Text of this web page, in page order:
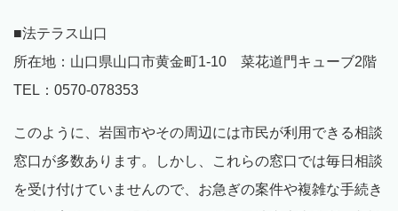
■法テラス山口
所在地：山口県山口市黄金町1-10 菜花道門キューブ2階
TEL：0570-078353
このように、岩国市やその周辺には市民が利用できる相談
窓口が多数あります。しかし、これらの窓口では毎日相談
を受け付けていませんので、お急ぎの案件や複雑な手続き